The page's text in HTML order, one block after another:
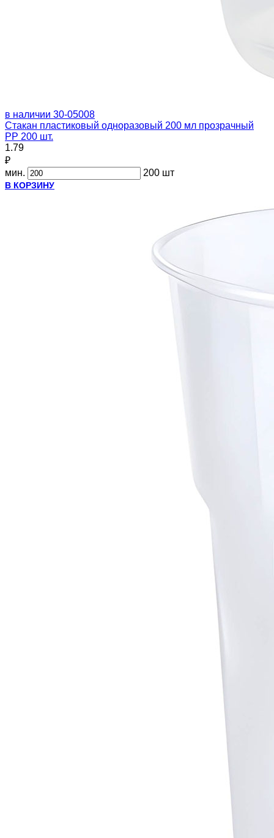
в наличии 30-05008
Стакан пластиковый одноразовый 200 мл прозрачный
PP 200 шт.
1.79
₽
мин.
200 шт
В КОРЗИНУ